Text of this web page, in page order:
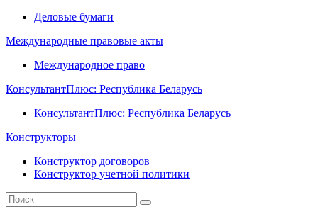
Деловые бумаги
Международные правовые акты
Международное право
КонсультантПлюс: Республика Беларусь
КонсультантПлюс: Республика Беларусь
Конструкторы
Конструктор договоров
Конструктор учетной политики